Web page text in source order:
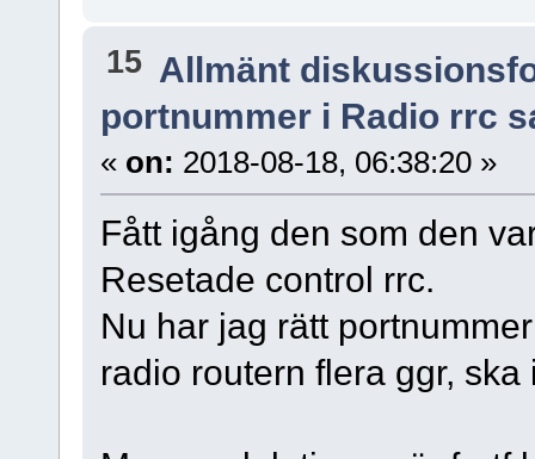
15 Allmänt
portnummer i Radio rrc
« on: 2018-08-18, 06:38:20 »
Fått igång den som den
Resetade control rrc.
Nu har jag rätt
radio routern flera ggr,